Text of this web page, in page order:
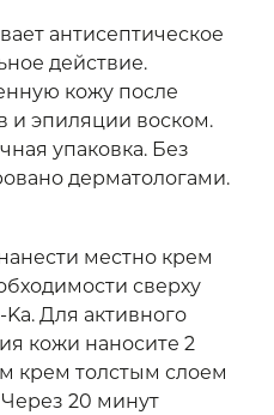
антисептическое
действие.
кожу после
и эпиляции воском.
упаковка. Без
дерматологами.
местно крем
сверху
Для активного
кожи наносите 2
крем толстым слоем
20 минут